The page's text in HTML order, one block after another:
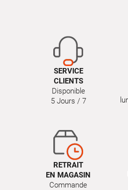
SERVICE
CLIENTS
Disponible
5 Jours / 7
RETRAIT
EN MAGASIN
Commande